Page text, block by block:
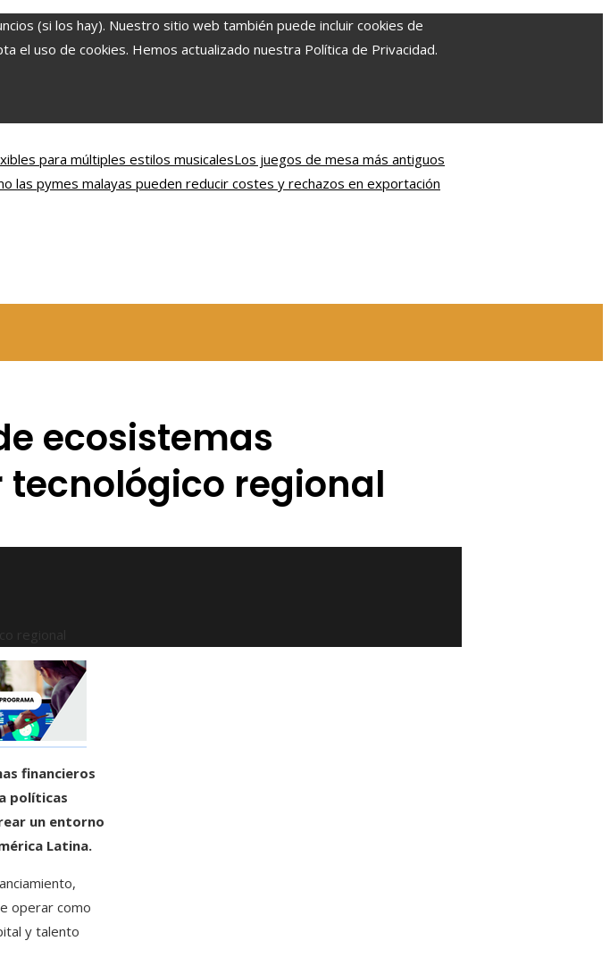
(si los hay). Nuestro sitio web también puede incluir cookies de
el uso de cookies. Hemos actualizado nuestra Política de Privacidad.
para múltiples estilos musicalesLos juegos de mesa más antiguos
las pymes malayas pueden reducir costes y rechazos en exportación
ecosistemas
regional
regional
financieros
políticas
un entorno
Latina.
operar como
y talento